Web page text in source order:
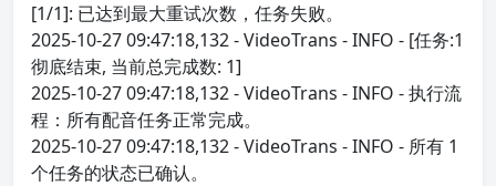
[1/1]: 已达到最大重试次数，任务失败。
2025-10-27 09:47:18,132 - VideoTrans - INFO - [任务:1
彻底结束, 当前总完成数: 1]
2025-10-27 09:47:18,132 - VideoTrans - INFO - 执行流
程：所有配音任务正常完成。
2025-10-27 09:47:18,132 - VideoTrans - INFO - 所有 1
个任务的状态已确认。